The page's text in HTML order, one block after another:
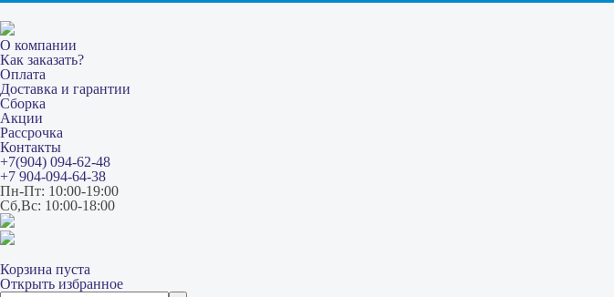
О компании
Как заказать?
Оплата
Доставка и гарантии
Сборка
Акции
Рассрочка
Контакты
+7(904) 094-62-48
+7 904-094-64-38
Пн-Пт: 10:00-19:00
Сб,Вс: 10:00-18:00
Корзина пуста
Открыть избранное